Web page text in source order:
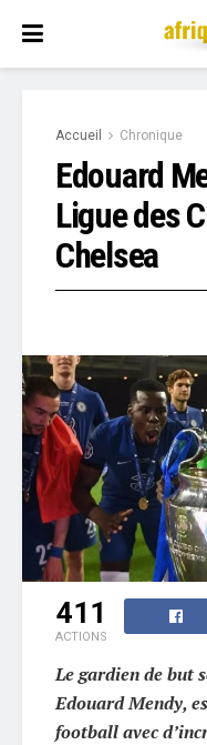
Accueil Chronique
Edouard
Ligue des
Chelsea
411
ACTIONS
Le gardien de but
Edouard Mendy,
football avec